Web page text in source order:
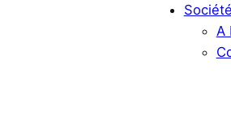
Société
A